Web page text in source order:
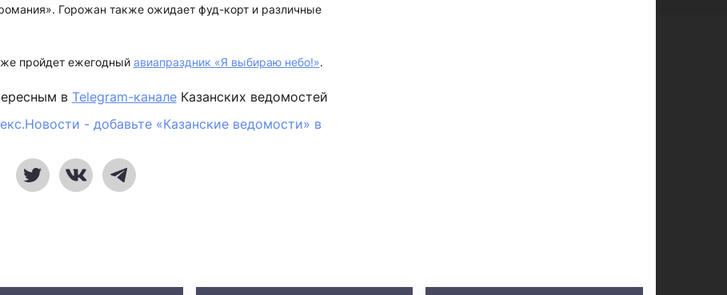
Горожан также ожидает фуд-корт и различные
пройдет ежегодный авиапраздник «Я выбираю небо!».
в Telegram-каналеКазанских ведомостей
- добавьте «Казанские ведомости» в